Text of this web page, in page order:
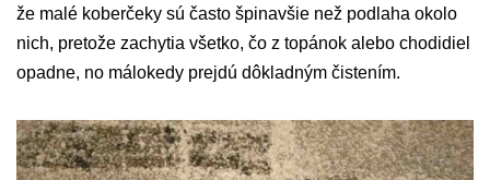
že malé koberčeky sú často špinavšie než podlaha okolo
nich, pretože zachytia všetko, čo z topánok alebo chodidiel
opadne, no málokedy prejdú dôkladným čistením.